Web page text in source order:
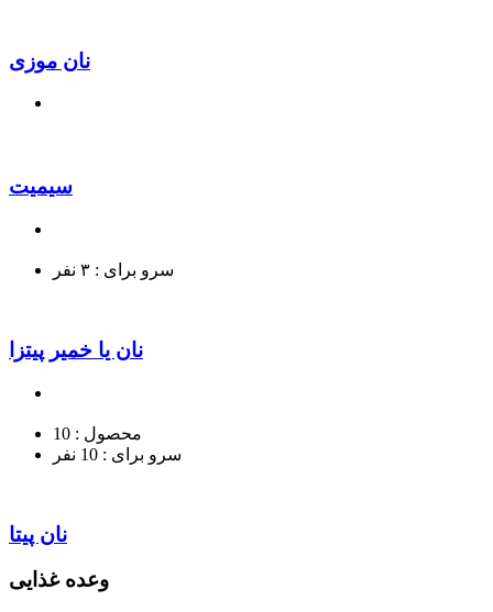
نان موزی
سیمیت
سرو برای : ۳ نفر
نان یا خمیر پیتزا
محصول : 10
سرو برای : 10 نفر
نان پیتا
وعده غذایی